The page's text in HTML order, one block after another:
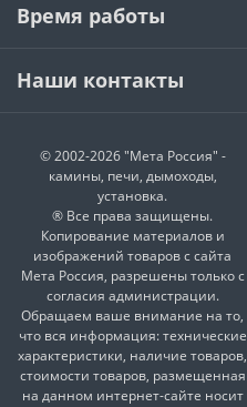
Время работы
Наши контакты
© 2002-2026 "Мета Россия" -
камины, печи, дымоходы,
установка.
® Все права защищены.
Копирование материалов и
изображений товаров с сайта
Мета Россия, разрешены только с
согласия администрации.
Обращаем ваше внимание на то,
что вся информация: технические
характеристики, наличие товаров,
стоимости товаров, размещенная
на данном интернет-сайте носит